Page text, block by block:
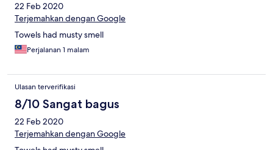
22 Feb 2020
Terjemahkan dengan Google
Towels had musty smell
Perjalanan 1 malam
Ulasan terverifikasi
8/10 Sangat bagus
22 Feb 2020
Terjemahkan dengan Google